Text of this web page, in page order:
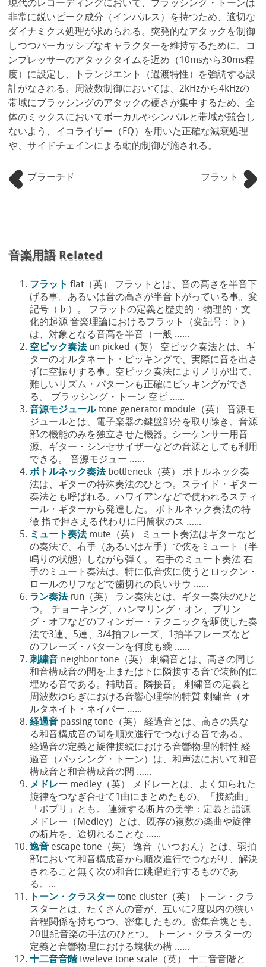
現代のレコーディングにおいて、ブラッシング・トーンは
非常に鋭いピーク成分（インパルス）を持つため、適切な
ダイナミクス処理が求められる。突発的なアタックを制御
しつつパーカッシブなキャラクターを維持するために、コ
ンプレッサーのアタックタイムを遅め（10msから30ms程
度）に設定し、トランジエント（過渡特性）を強調する設
計がなされる。周波数制御においては、2kHzから4kHzの
帯域にブラッシングのアタックの硬さが集中するため、全
体のミックスにおいてボーカルやシンバルと帯域が競合し
ないよう、イコライザー（EQ）を用いた正確な減衰処理
や、サイドチェインによる動的制御が施される。
プラーチド フラット
音楽用語 Related
フラット flat（英） フラットとは、音の高さを半音下
げる事。あるいは音の高さが半音下がっている事。変
記号（♭）。 フラットの定義と歴史的・物理的・文
化的起源 音楽理論におけるフラット（変記号：♭）
は、対象となる音高を半音（一般 …...
空ピック奏法 un picked（英） 空ピック奏法とは、ギ
ターのオルタネート・ピッキングで、実際に音を出さ
ずに空振りする事。空ピック奏法によりノリが出て、
難しいリズム・パターンも正確にピッキングができ
る。 ブラッシング・トーン 空ピ …...
音源モジュール tone generator module（英） 音源モ
ジュールとは、電子楽器の鍵盤部分を取り除き、音源
部の機能のみを独立させた機器。シーケンサー用音
源、ギター・シンセサイザーなどの音源としても利用
できる。 音源モジュー …...
ボトルネック奏法 bottleneck（英） ボトルネック奏
法は、ギターの特殊奏法のひとつ。スライド・ギター
奏法とも呼ばれる。ハワイアンなどで使われるスティ
ール・ギターから発達した。 ボトルネック奏法の特
徴 指で押さえる代わりに円筒状のス …...
ミュート奏法 mute（英） ミュート奏法はギターなど
の奏法で、右手（あるいは左手）で弦をミュート（半
鳴りの状態）しながら弾く。 右手のミュート奏法 右
手のミュート奏法は、特に低音弦に使うとロックン・
ロールのリフなどで歯切れの良いサウ …...
ラン奏法 run（英） ラン奏法とは、ギター奏法のひと
つ。 チョーキング、ハンマリング・オン、プリン
グ・オフなどのフィンガー・テクニックを駆使した奏
法で3連、5連、3/4拍フレーズ、1拍半フレーズなど
のフレーズ・パターンを何度も繰 …...
刺繍音 neighbor tone（英） 刺繍音とは、高さの同じ
和音構成音の間を上または下に隣接する音で装飾的に
埋める音である。補助音。隣接音。 刺繍音の定義と
周波数ゆらぎにおける音響心理学的特質 刺繍音（オ
ルタネイト・ネイバー …...
経過音 passing tone（英） 経過音とは、高さの異な
る和音構成音の間を順次進行でつなげる音である。
経過音の定義と旋律接続における音響物理的特性 経
過音（パッシング・トーン）は、和声法において和音
構成音と和音構成音の間 …...
メドレー medley（英） メドレーとは、よく知られた
旋律をつなぎ合せて1曲にまとめたもの。「接続曲」
「ポプリ」とも。 連続する断片の美学：定義と語源
メドレー（Medley）とは、既存の複数の楽曲や旋律
の断片を、途切れることな …...
逸音 escape tone（英） 逸音（いつおん）とは、弱拍
部において和音構成音から順次進行でつながり、解決
されること無く次の和音に跳躍進行するものであ
る。...
トーン・クラスター tone cluster（英） トーン・クラ
スターとは、たくさんの音が、互いに2度以内の狭い
音程関係を持ちつつ、密集したもの。密集音塊とも。
20世紀音楽の手法のひとつ。 トーン・クラスターの
定義と音響物理における塊状の構 …...
十二音音階 tweleve tone scale（英） 十二音音階と